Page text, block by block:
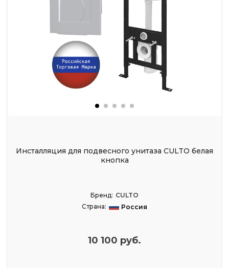
Инсталляция для подвесного унитаза CULTO белая
кнопка
Бренд: CULTO
Страна:
Россия
10 100 руб.